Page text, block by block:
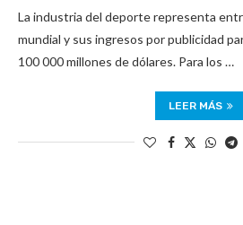
La industria del deporte representa
mundial y sus ingresos por publicidad
100 000 millones de dólares. Para los …
LEER MÁS